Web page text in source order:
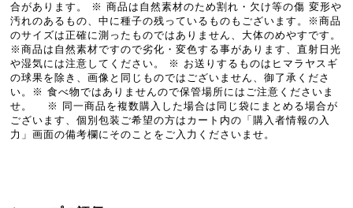
合があります。 ※ 商品は自然素材のため割れ・欠け等の傷 変形や
汚れのあるもの、中に種子の残っているものもございます。※商品
のサイズは正確に測ったものではありません、大体のめやすです。
※商品は自然素材ですので劣化・変色する事があります、直射日光
や湿気には注意してください。 ※ お送りするものはヒマラヤスギ
の球果を除き、画像と同じものではございません、御了承くださ
い。※ 食べ物ではありませんので保管場所にはご注意くださいま
せ。 ※ 同一商品を複数購入した場合は同じ袋にまとめる場合が
ございます、個別包装ご希望の方はカート内の「購入者情報の入
力」画面の備考欄にそのことをご入力くださいませ。